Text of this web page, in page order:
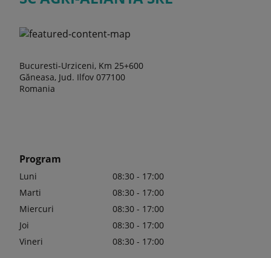
Bucuresti-Urziceni, Km 25+600
Găneasa, Jud. Ilfov 077100
Romania
Program
Luni
08:30 - 17:00
Marti
08:30 - 17:00
Miercuri
08:30 - 17:00
Joi
08:30 - 17:00
Vineri
08:30 - 17:00